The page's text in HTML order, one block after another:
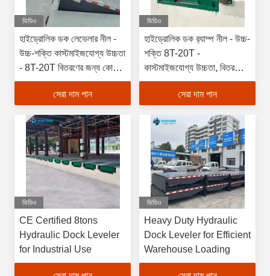
ভিডিও
হাইড্রোলিক ডক লেভেলার নীল -
উচ্চ-শক্তি কাস্টমাইজযোগ্য উচ্চতা
- 8T-20T বিতরণের জন্য কোন
গর্ত প্রয়োজন নেই
সেরা দাম পান
ভিডিও
হাইড্রোলিক ডক র‍্যাম্প নীল - উচ্চ-
শক্তি 8T-20T -
কাস্টমাইজযোগ্য উচ্চতা, বিতরণের
জন্য কোনো গর্তের প্রয়োজন নেই
সেরা দাম পান
ভিডিও
CE Certified 8tons
Hydraulic Dock Leveler
for Industrial Use
ভিডিও
Heavy Duty Hydraulic
Dock Leveler for Efficient
Warehouse Loading